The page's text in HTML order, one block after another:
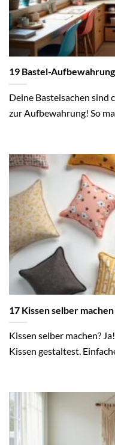
19 Bastel-
Deine Bastelsachen sind
zur Aufbewahrung! So
17 Kissen selber
Kissen selber machen?
Kissen gestaltest.